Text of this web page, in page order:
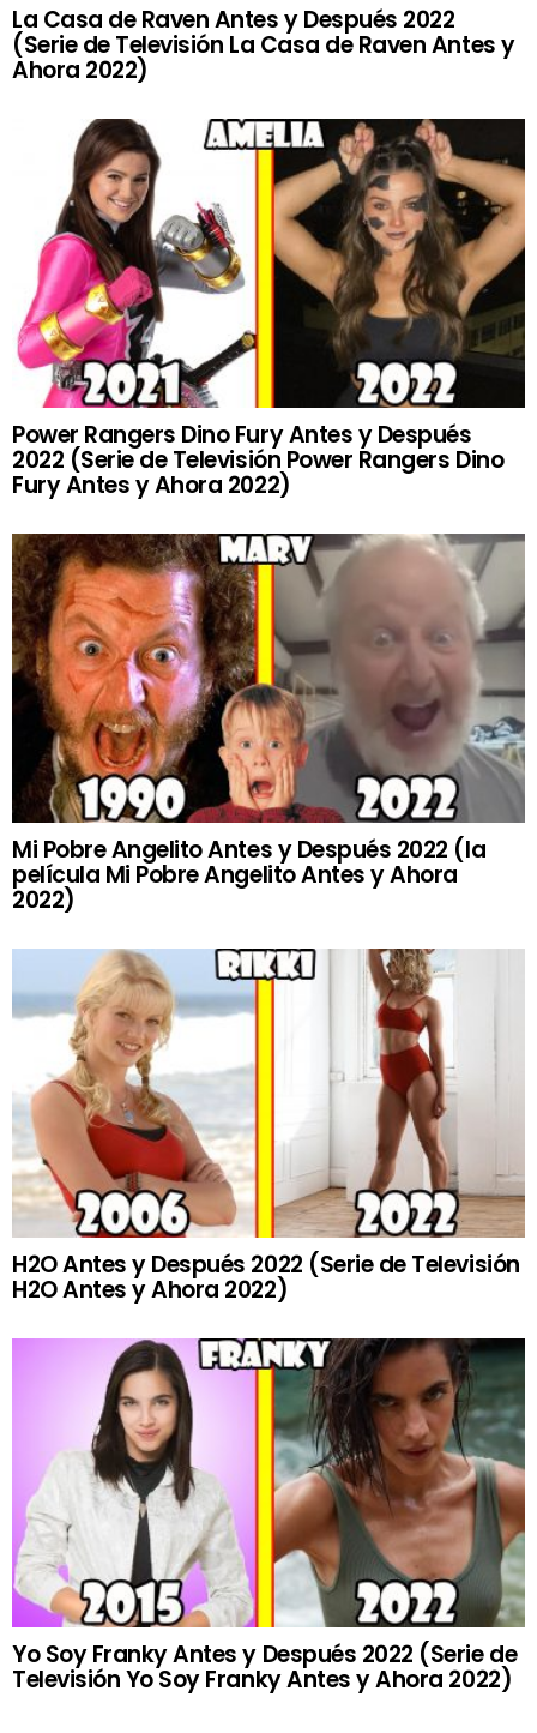
La Casa de Raven Antes y Después 2022
(Serie de Televisión La Casa de Raven Antes y
Ahora 2022)
Power Rangers Dino Fury Antes y Después
2022 (Serie de Televisión Power Rangers Dino
Fury Antes y Ahora 2022)
Mi Pobre Angelito Antes y Después 2022 (la
película Mi Pobre Angelito Antes y Ahora
2022)
H2O Antes y Después 2022 (Serie de Televisión
H2O Antes y Ahora 2022)
Yo Soy Franky Antes y Después 2022 (Serie de
Televisión Yo Soy Franky Antes y Ahora 2022)